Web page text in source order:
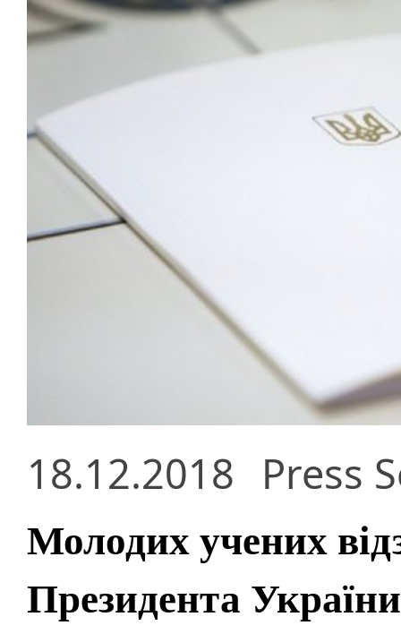
18.12.2018 Press
Молодих учених
Президента України